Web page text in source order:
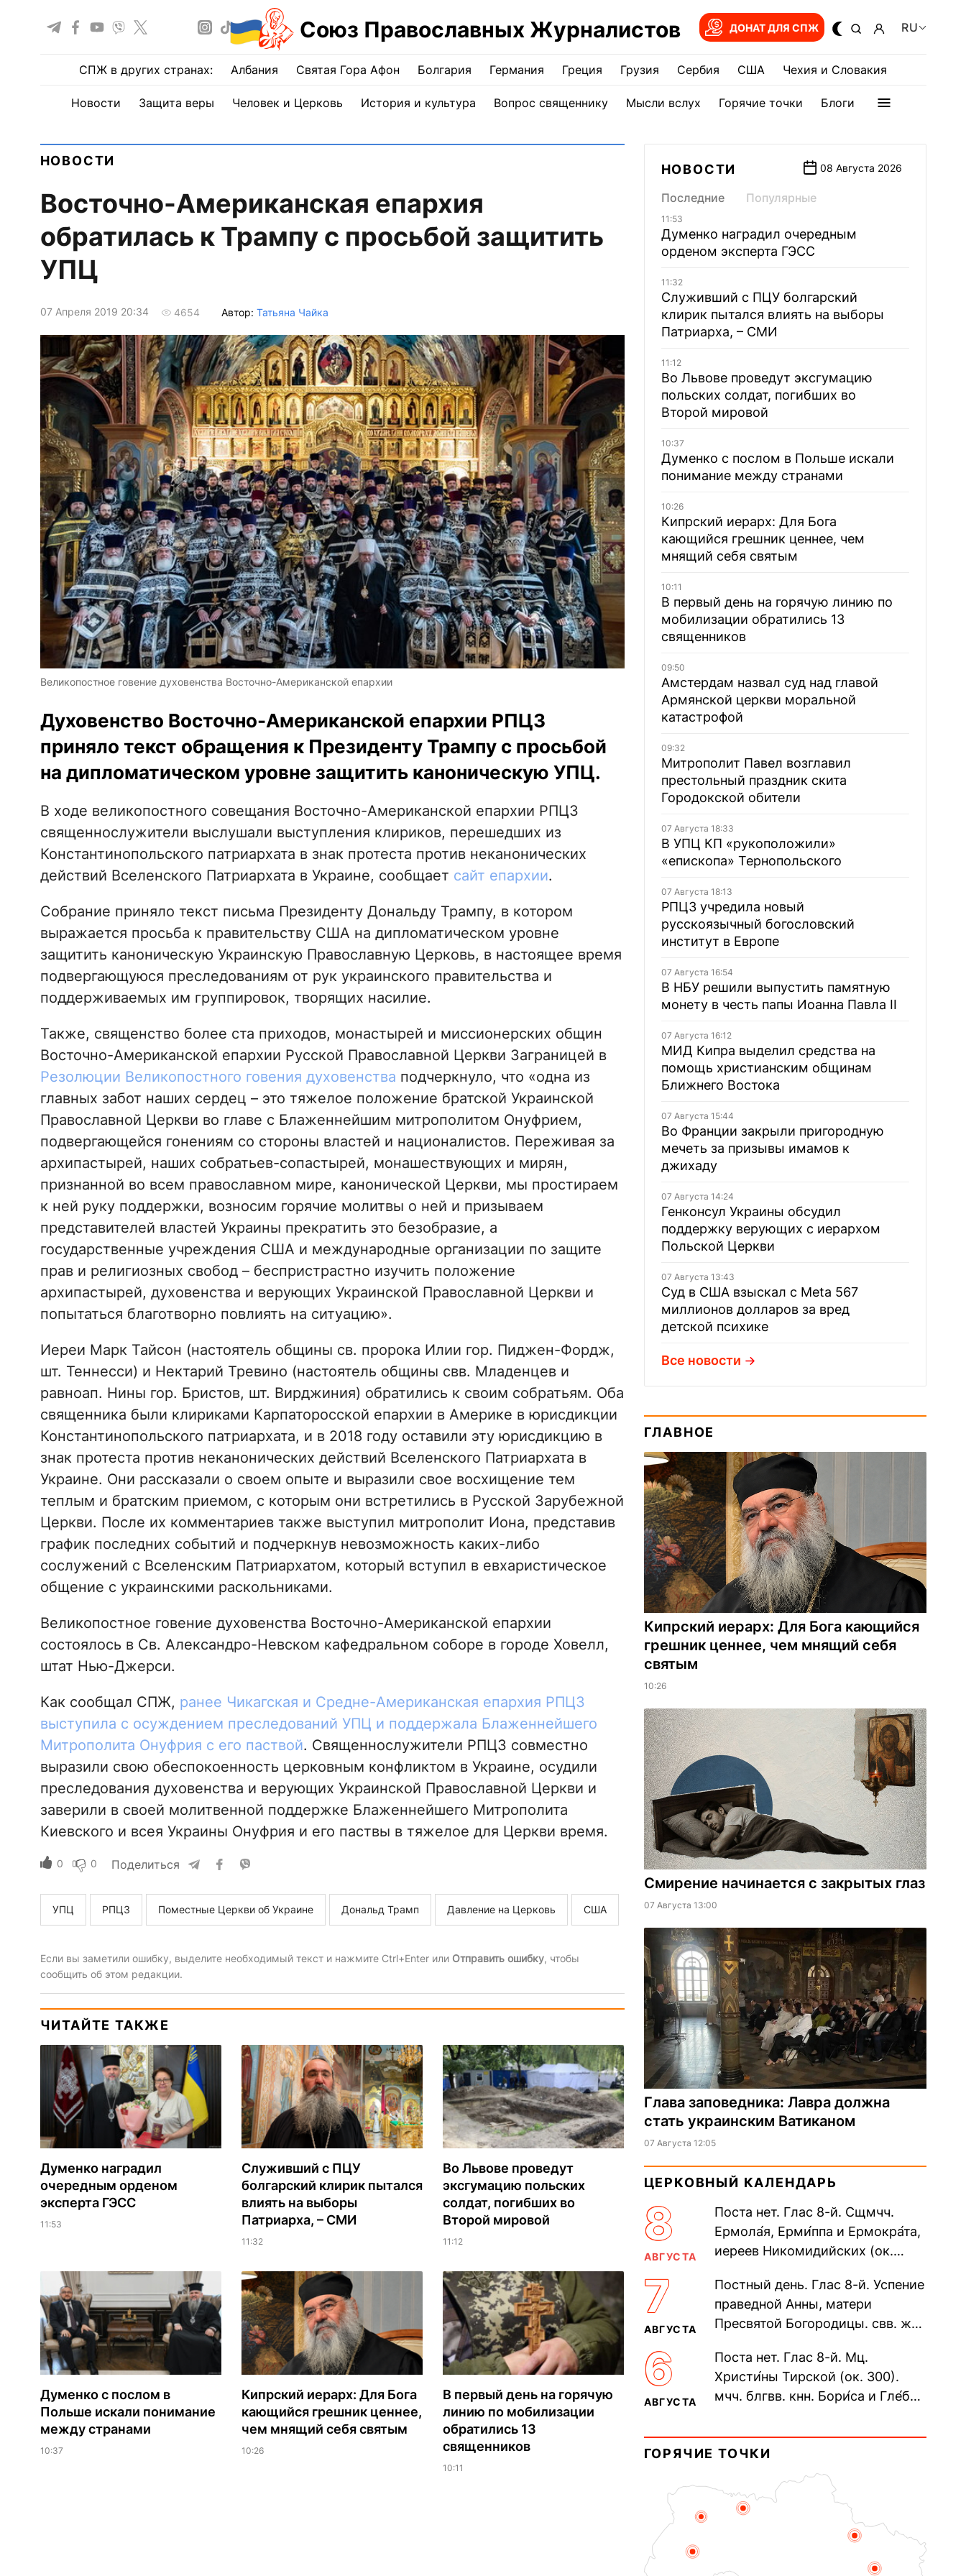
Союз Православных Журналистов ДОНАТ ДЛЯ СПЖ RU
СПЖ в других странах: Албания Святая Гора Афон Болгария Германия Греция Грузия Сербия США Чехия и Словакия
Новости Защита веры Человек и Церковь История и культура Вопрос священнику Мысли вслух Горячие точки Блоги
НОВОСТИ
Восточно-Американская епархия
обратилась к Трампу с просьбой защитить
УПЦ
07 Апреля 2019 20:34 4654 Автор: Татьяна Чайка
Великопостное говение духовенства Восточно-Американской епархии
Духовенство Восточно-Американской епархии РПЦЗ
приняло текст обращения к Президенту Трампу с просьбой
на дипломатическом уровне защитить каноническую УПЦ.
В ходе великопостного совещания Восточно-Американской епархии РПЦЗ
священнослужители выслушали выступления клириков, перешедших из
Константинопольского патриархата в знак протеста против неканонических
действий Вселенского Патриархата в Украине, сообщает сайт епархии.
Собрание приняло текст письма Президенту Дональду Трампу, в котором
выражается просьба к правительству США на дипломатическом уровне
защитить каноническую Украинскую Православную Церковь, в настоящее время
подвергающуюся преследованиям от рук украинского правительства и
поддерживаемых им группировок, творящих насилие.
Также, священство более ста приходов, монастырей и миссионерских общин
Восточно-Американской епархии Русской Православной Церкви Заграницей в
Резолюции Великопостного говения духовенства подчеркнуло, что «одна из
главных забот наших сердец – это тяжелое положение братской Украинской
Православной Церкви во главе с Блаженнейшим митрополитом Онуфрием,
подвергающейся гонениям со стороны властей и националистов. Переживая за
архипастырей, наших собратьев-сопастырей, монашествующих и мирян,
признанной во всем православном мире, канонической Церкви, мы простираем
к ней руку поддержки, возносим горячие молитвы о ней и призываем
представителей властей Украины прекратить это безобразие, а
государственные учреждения США и международные организации по защите
прав и религиозных свобод – беспристрастно изучить положение
архипастырей, духовенства и верующих Украинской Православной Церкви и
попытаться благотворно повлиять на ситуацию».
Иереи Марк Тайсон (настоятель общины св. пророка Илии гор. Пиджен-Фордж,
шт. Теннесси) и Нектарий Тревино (настоятель общины свв. Младенцев и
равноап. Нины гор. Бристов, шт. Вирджиния) обратились к своим собратьям. Оба
священника были клириками Карпаторосской епархии в Америке в юрисдикции
Константинопольского патриархата, и в 2018 году оставили эту юрисдикцию в
знак протеста против неканонических действий Вселенского Патриархата в
Украине. Они рассказали о своем опыте и выразили свое восхищение тем
теплым и братским приемом, с которым они встретились в Русской Зарубежной
Церкви. После их комментариев также выступил митрополит Иона, представив
график последних событий и подчеркнув невозможность каких-либо
сослужений с Вселенским Патриархатом, который вступил в евхаристическое
общение с украинскими раскольниками.
Великопостное говение духовенства Восточно-Американской епархии
состоялось в Св. Александро-Невском кафедральном соборе в городе Ховелл,
штат Нью-Джерси.
Как сообщал СПЖ, ранее Чикагская и Средне-Американская епархия РПЦЗ
выступила с осуждением преследований УПЦ и поддержала Блаженнейшего
Митрополита Онуфрия с его паствой. Священнослужители РПЦЗ совместно
выразили свою обеспокоенность церковным конфликтом в Украине, осудили
преследования духовенства и верующих Украинской Православной Церкви и
заверили в своей молитвенной поддержке Блаженнейшего Митрополита
Киевского и всея Украины Онуфрия и его паствы в тяжелое для Церкви время.
0 0 Поделиться
УПЦ РПЦЗ Поместные Церкви об Украине Дональд Трамп Давление на Церковь США
Если вы заметили ошибку, выделите необходимый текст и нажмите Ctrl+Enter или Отправить ошибку, чтобы
сообщить об этом редакции.
ЧИТАЙТЕ ТАКЖЕ
Думенко наградил
очередным орденом
эксперта ГЭСС
11:53
Служивший с ПЦУ
болгарский клирик пытался
влиять на выборы
Патриарха, – СМИ
11:32
Во Львове проведут
эксгумацию польских
солдат, погибших во
Второй мировой
11:12
Думенко с послом в
Польше искали понимание
между странами
10:37
Кипрский иерарх: Для Бога
кающийся грешник ценнее,
чем мнящий себя святым
10:26
В первый день на горячую
линию по мобилизации
обратились 13
священников
10:11
НОВОСТИ 08 Августа 2026
Последние Популярные
11:53
Думенко наградил очередным
орденом эксперта ГЭСС
11:32
Служивший с ПЦУ болгарский
клирик пытался влиять на выборы
Патриарха, – СМИ
11:12
Во Львове проведут эксгумацию
польских солдат, погибших во
Второй мировой
10:37
Думенко с послом в Польше искали
понимание между странами
10:26
Кипрский иерарх: Для Бога
кающийся грешник ценнее, чем
мнящий себя святым
10:11
В первый день на горячую линию по
мобилизации обратились 13
священников
09:50
Амстердам назвал суд над главой
Армянской церкви моральной
катастрофой
09:32
Митрополит Павел возглавил
престольный праздник скита
Городокской обители
07 Августа 18:33
В УПЦ КП «рукоположили»
«епископа» Тернопольского
07 Августа 18:13
РПЦЗ учредила новый
русскоязычный богословский
институт в Европе
07 Августа 16:54
В НБУ решили выпустить памятную
монету в честь папы Иоанна Павла II
07 Августа 16:12
МИД Кипра выделил средства на
помощь христианским общинам
Ближнего Востока
07 Августа 15:44
Во Франции закрыли пригородную
мечеть за призывы имамов к
джихаду
07 Августа 14:24
Генконсул Украины обсудил
поддержку верующих с иерархом
Польской Церкви
07 Августа 13:43
Суд в США взыскал с Meta 567
миллионов долларов за вред
детской психике
Все новости
ГЛАВНОЕ
Кипрский иерарх: Для Бога кающийся
грешник ценнее, чем мнящий себя
святым
10:26
Смирение начинается с закрытых глаз
07 Августа 13:00
Глава заповедника: Лавра должна
стать украинским Ватиканом
07 Августа 12:05
ЦЕРКОВНЫЙ КАЛЕНДАРЬ
8
АВГУСТА
Поста нет. Глас 8-й. Сщмчч.
Ермола́я, Ерми́ппа и Ермокра́та,
иереев Никомидийских (ок.
Печерского, в Ближних
пещерах...
7
АВГУСТА
Постный день. Глас 8-й. Успение
праведной Анны, матери
Пресвятой Богородицы. свв. жен
прп. Евпракси́и девы,...
6
АВГУСТА
Поста нет. Глас 8-й. Мц.
Христи́ны Тирской (ок. 300).
мчч. блгвв. кнн. Бори́са и Гле́ба,
Дави́да (1015). Прп....
ГОРЯЧИЕ ТОЧКИ